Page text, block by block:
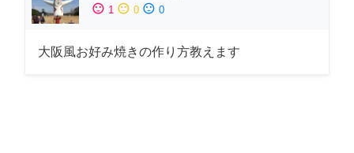
sentiment_satisfied 1 sentiment_neutral 0 sentiment_dissatisfied 0
大阪風お好み焼きの作り方教えます